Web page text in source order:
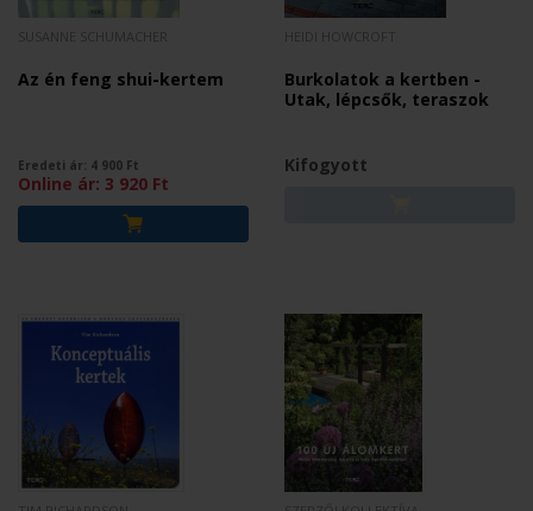
Az én feng shui-kertem
Eredeti ár: 4 900 Ft
Online ár: 3 920 Ft
Burkolatok a kertben -
Utak, lépcsők, teraszok
Kifogyott